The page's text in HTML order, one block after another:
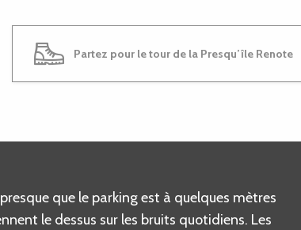
Partez pour le tour de la Presqu’île Renote
que le parking est à quelques mètres
le dessus sur les bruits quotidiens. Les